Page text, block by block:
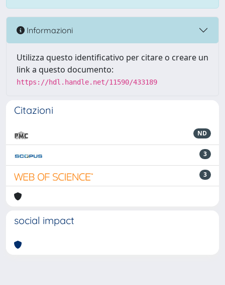
Informazioni
Utilizza questo identificativo per citare o creare un
link a questo documento:
https://hdl.handle.net/11590/433189
Citazioni
ND
3
3
social impact